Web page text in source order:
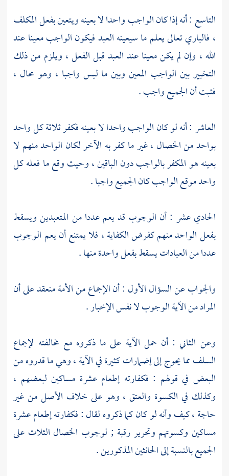
التاسع : أنه إذا كان الواجب واحدا لا بعينه ويتعين بفعل المكلف
، فالباري تعالى يعلم ما سيعينه العبد فيكون الواجب معينا عند
الله ، وإن لم يكن معينا عند العبد قبل الفعل ، ويلزم من ذلك
التخيير بين الواجب المعين وبين ما ليس واجبا ، وهو محال ،
فثبت أن الجميع واجب .
العاشر : أنه لو كان الواجب واحدا لا بعينه فكفر ثلاثة كل واحد
بواحد من الخصال ، غير ما كفر به الآخر لكان الواحد منهم لا
بعينه هو المكفر بالواجب دون الباقين ، وحيث وقع ما فعله كل
واحد موقع الواجب كان الجميع واجبا .
الحادي عشر : أن الوجوب قد يعم عددا من المتعبدين ويسقط
بفعل الواحد منهم كفرض الكفاية ، فلا يمتنع أن يعم الوجوب
عددا من العبادات يسقط بفعل واحدة منها .
والجواب عن السؤال الأول : أن الإجماع من الأمة منعقد على أن
المراد من الآية الوجوب لا نفس الإخبار .
وعن الثاني : أن حمل الآية على ما ذكروه مع مخالفته لإجماع
السلف مما يحوج إلى إضمارات كثيرة في الآية ، وهي ما قدروه من
البعض في قولهم : فكفارته إطعام عشرة مساكين لبعضهم ،
وكذلك في الكسوة والعتق ، وهو على خلاف الأصل من غير
حاجة ، كيف وأنه لو كان كما ذكروه لقال : فكفارته إطعام عشرة
مساكين وكسوتهم وتحرير رقبة ; لوجوب الخصال الثلاث على
الجميع بالنسبة إلى الحانثين المذكورين .